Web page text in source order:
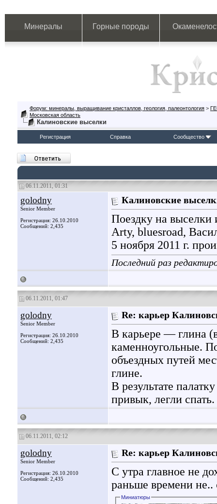
Минералы Горные породы
Форум: минералы, выращивание кристаллов, геология, палеонтология >
Московская область
Калиновские выселки
Регистрация Справка Сообщество
06.11.2011, 01:31
golodny
Senior Member
Регистрация: 26.10.2010
Сообщений: 2,435
Калиновские
Поездку на
Arty, bluesroad,
5 ноября 2011 г.
Последний раз
06.11.2011, 01:47
golodny
Senior Member
Регистрация: 26.10.2010
Сообщений: 2,435
Re: карьер
В карьере — глина
каменноугольные.
объездных путей
глине.
В результате
привык, легли спать.
06.11.2011, 02:12
golodny
Senior Member
Регистрация: 26.10.2010
Сообщений: 2,435
Re: карьер
С утра главное не
раньше времени не..
Миниатюры